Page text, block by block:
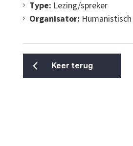
Type: Lezing/spreker
Organisator:
Keer terug